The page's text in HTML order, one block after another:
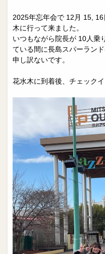
院長日誌
スタッフブログ
2025年忘年会で 12月 15,
木に行って来ました。
いつもながら院長が 10人乗
ている間に長島スパーランド
申し訳ないです。
花水木に到着後、チェック